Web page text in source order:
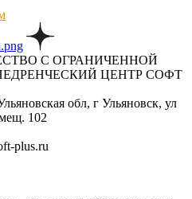
С ОГРАНИЧЕННОЙ
ЦЕНТР СОФТ
обл, г Ульяновск, ул
102
plus.ru